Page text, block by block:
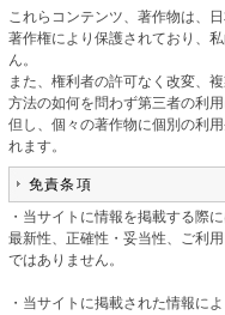
これらコンテンツ、著作物は、
著作権により保護されており、
ん。
また、権利者の許可なく改変、
方法の如何を問わず第三者の利
但し、個々の著作物に個別の利
れます。
免責条項
・当サイトに情報を掲載する際
最新性、正確性・妥当性、ご利
ではありません。
・当サイトに掲載された情報に